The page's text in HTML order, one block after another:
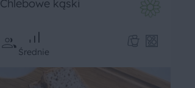
Chlebowe kąski
Średnie